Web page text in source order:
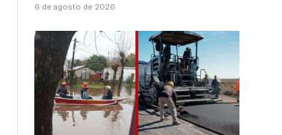
6 de agosto de 2026